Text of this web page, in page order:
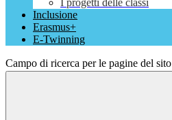
I progetti delle classi
Inclusione
Erasmus+
E-Twinning
Campo di ricerca per le pagine del sito